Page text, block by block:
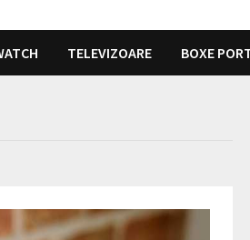
TELEVIZOARE BOXE